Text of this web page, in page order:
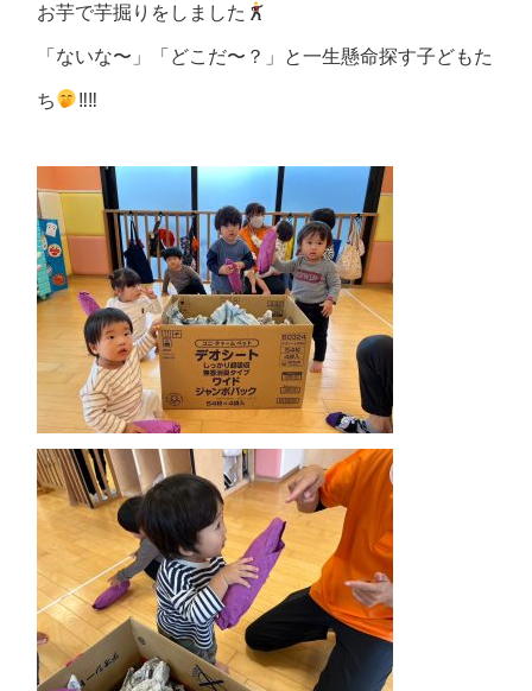
お芋で芋掘りをしました
「ないな〜」「どこだ〜？」と一生懸命探す子どもた
ち ‼︎‼︎